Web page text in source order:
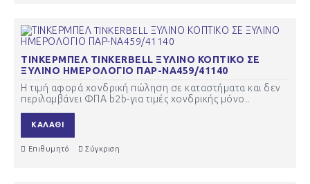
ΤΙΝΚΕΡΜΠΕΛ TINKERBELL ΞΥΛΙΝΟ ΚΟΠΤΙΚΟ ΣΕ
ΞΥΛΙΝΟ ΗΜΕΡΟΛΟΓΙΟ ΠΑΡ-ΝΑ459/41140
Η τιμή αφορά χονδρική πώληση σε καταστήματα και δεν
περιλαμβάνει ΦΠΑ b2b-για τιμές χονδρικής μόνο..
ΚΑΛΆΘΙ
Επιθυμητό Σύγκριση